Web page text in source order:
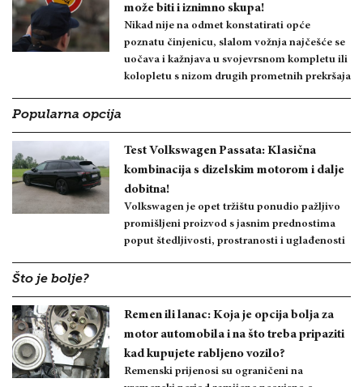
može biti i iznimno skupa!
Nikad nije na odmet konstatirati opće
poznatu činjenicu, slalom vožnja najčešće se
uočava i kažnjava u svojevrsnom kompletu ili
kolopletu s nizom drugih prometnih prekršaja
Popularna opcija
Test Volkswagen Passata: Klasična
kombinacija s dizelskim motorom i dalje
dobitna!
Volkswagen je opet tržištu ponudio pažljivo
promišljeni proizvod s jasnim prednostima
poput štedljivosti, prostranosti i uglađenosti
Što je bolje?
Remen ili lanac: Koja je opcija bolja za
motor automobila i na što treba pripaziti
kad kupujete rabljeno vozilo?
Remenski prijenosi su ograničeni na